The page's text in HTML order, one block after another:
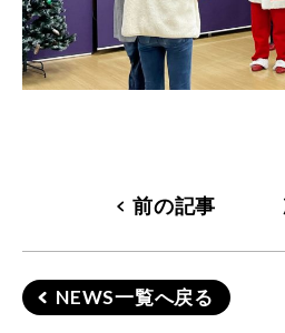
前の記事
NEWS一覧へ戻る